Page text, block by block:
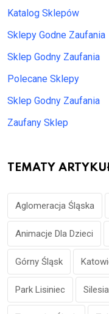
Katalog Sklepów
Sklepy Godne Zaufania
Sklep Godny Zaufania
Polecane Sklepy
Sklep Godny Zaufania
Zaufany Sklep
TEMATY
Aglomeracja Śląska
Animacje Dla Dzieci
Górny Śląsk
Park Lisiniec Silesia